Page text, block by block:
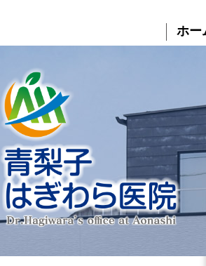
テ
ツ
へ
ス
キ
ッ
プ
ゲ
シ
ョ
ン
に
移
動
ホー